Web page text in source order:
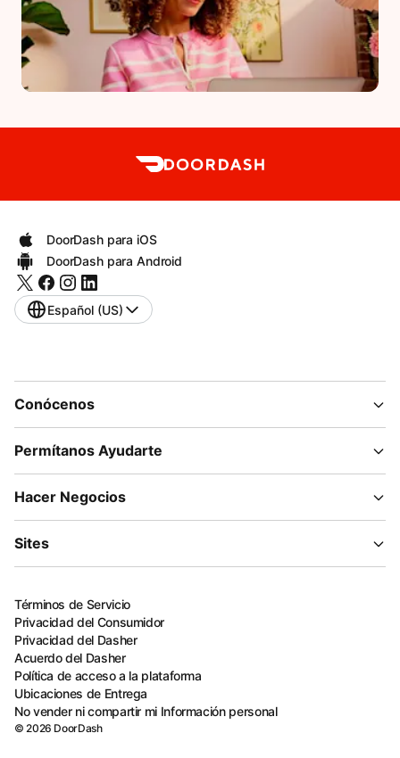
DoorDash para iOS
DoorDash para Android
Español (US)
Conócenos
Permítanos Ayudarte
Hacer Negocios
Sites
Términos de Servicio
Privacidad del Consumidor
Privacidad del Dasher
Acuerdo del Dasher
Política de acceso a la plataforma
Ubicaciones de Entrega
No vender ni compartir mi Información personal
©2026 DoorDash